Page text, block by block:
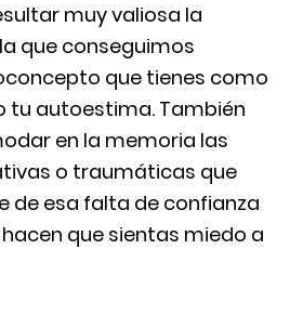
muy valiosa la
que conseguimos
que tienes como
tu autoestima. También
en la memoria las
o traumáticas que
de esa falta de confianza
que sientas miedo a